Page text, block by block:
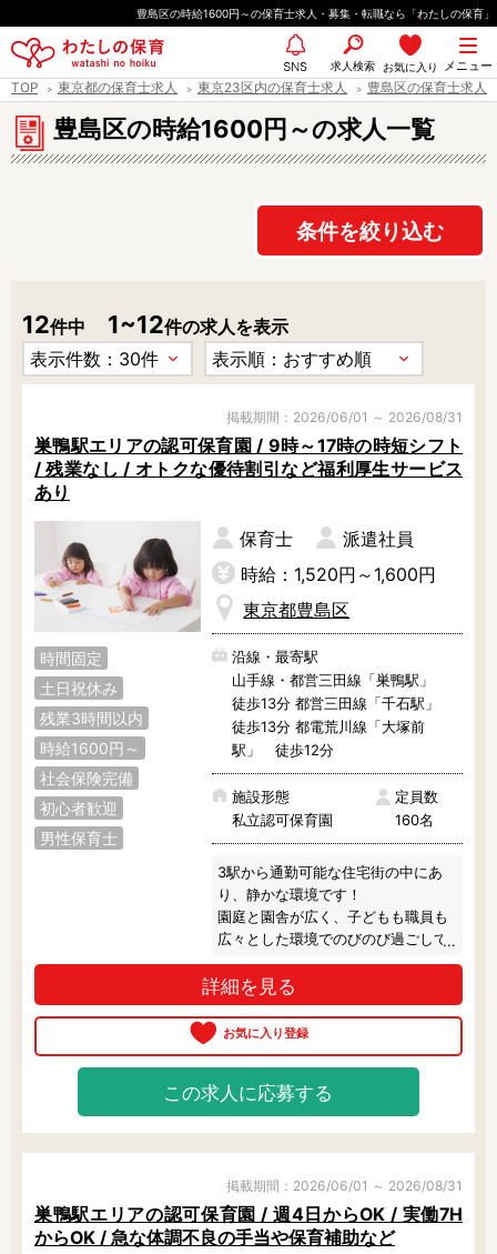
ー
の
先
頭
豊島区の時給1600円～の保育士求人・募集・転職なら「わたしの保育」
メニュー
お気に入り
求人検索
SNS
TOP 東京都の保育士求人 東京23区内の保育士求人 豊島区の保育士求人
豊島区の時給1600円～の求人一覧
条件を絞り込む
12件中 1~12件の求人を表示
掲載期間：2026/06/01 ～ 2026/08/31
巣鴨駅エリアの認可保育園 / 9時～17時の時短シフト
/ 残業なし / オトクな優待割引など福利厚生サービス
あり
時間固定
土日祝休み
残業3時間以内
時給1600円～
社会保険完備
初心者歓迎
男性保育士
保育士
派遣社員
時給：1,520円～1,600円
東京都豊島区
沿線・最寄駅
山手線・都営三田線「巣鴨駅」
徒歩13分 都営三田線「千石駅」
徒歩13分 都電荒川線「大塚前
駅」 徒歩12分
施設形態
私立認可保育園
定員数
160名
3駅から通勤可能な住宅街の中にあ
り、静かな環境です！
園庭と園舎が広く、子どもも職員も
広々とした環境でのびのび過ごして
います。
晴れた日には積極的にお散歩へ出か
けます。
また食育活動に力を入れていて、キ
ますよ。
職員の方の年齢層は幅広く、保護者
の方にも安心いただいていていま
す！
相談ください♪
詳細を見る
この求人に応募する
掲載期間：2026/06/01 ～ 2026/08/31
巣鴨駅エリアの認可保育園 / 週4日からOK / 実働7H
からOK / 急な体調不良の手当や保育補助など
都道府県
エリア情報
職種
保育士
保育教諭
幼稚園教諭
放課後児童支援員
学童スタッフ
栄養士
調理師
調理補助
保育事務
その他
施設形態
公立保育園
私立認可保育園
認定こども園
幼稚園
小規模認可保育園
認可外保育園
病院内保育所
事業所内保育所
学童保育施設
児童館
子育て支援センター
児童発達支援事業所
放課後等デイサービ
ス
テンダーの運営施設
土日祝休み
残業3時間以内
駅徒歩5分以内
15時までのお仕事
13時以降スタート
16時以降スタート
実働5時間以内
週3日以内
書類対応なし
社会保険完備
住宅手当・借上社宅
資格不問
初心者歓迎